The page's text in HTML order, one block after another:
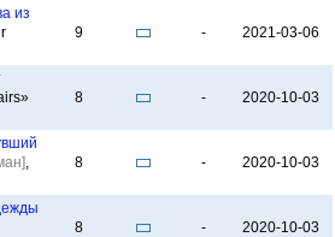
из
9 - 2021-03-06
8 - 2020-10-03
,
8 - 2020-10-03
8 - 2020-10-03